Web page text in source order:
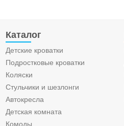
Каталог
Детские кроватки
Подростковые кроватки
Коляски
Стульчики и шезлонги
Автокресла
Детская комната
Комоды